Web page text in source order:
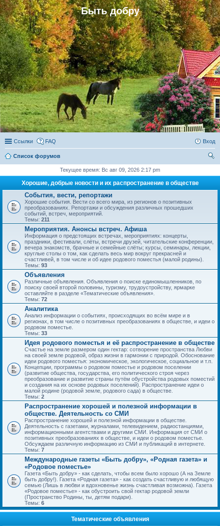
Быть добру
Ссылки FAQ Вход
Список форумов
Текущее время: Вс авг 09, 2026 2:17 pm
Хорошие, добрые новости и их распространение в обществе
События, вести, репортажи
Хорошие события. Вести со всего мира, из регионов о позитивных
преобразованиях. Репортажи и обсуждения различных прошедших
событий, встреч, мероприятий.
Темы: 211
Мероприятия. Анонсы встреч. Афиша
Информация о предстоящих встречах, мероприятиях: концерты,
праздники, фестивали, слёты, встречи друзей, читательские конференции,
вечера знакомств, брачные и семейные слёты; курсы, семинары, лекции,
круглые столы о том, как сделать весь мир вокруг прекрасней и
счастливей, в том числе и об идее родового поместья (малой родины).
Темы: 93
Объявления
Различные объявления. Объявления о поиске единомышленников, по
поиску своей второй половины, туризму, трудоустройству, ярмарке
оставляйте в разделе «Тематические объявления».
Темы: 72
Аналитика
Анализ информации о событиях, происходящих во всём мире и в
регионах, в том числе о позитивных преобразованиях в обществе, и идеи о
родовом поместье.
Темы: 33
Идея родового поместья и её распространение в обществе
Счастье на земле размером один гектар: сотворение пространства Любви
на своей земле родовой, образ жизни в гармонии с природой. Обоснование
идеи родового поместья: экономическое, экологическое, социальное и т.п.
Концепции, программы о родовом поместье и родовом поселении
(развитие общества, государства, его политического строя через
преобразование и развитие страны путём обустройства родовых поместий
и создания на их основе родовых поселений). Распространение идеи о
малой родине (родовой земле, родового сада) в обществе.
Темы: 2
Распространение хорошей и полезной информации в
обществе. Деятельность со СМИ
Распространение хорошей и полезной информации в обществе.
Деятельность с газетами, журналами, телевидением, радиостанциями,
информационными агентствами и другими СМИ. Информация от СМИ о
позитивных преобразованиях в обществе, и идеи о родовом поместье.
Обсуждаем различную информацию из СМИ и публикаций в интернете.
Темы: 7
Международные газеты «Быть добру», «Родная газета» и
«Родовое поместье»
Газета «Быть добру» - как сделать, чтобы всем было хорошо (А на Земле
быть добру!). Газета «Родная газета» - как создать счастливую и любящую
семью (Лишь в любви и вдохновенье жизнь счастливая возможна). Газета
«Родовое поместье» - как обустроить свой гектар родовой земли
(Пространство Родины, ты, детям подари).
Темы: 6
Тематические объявления